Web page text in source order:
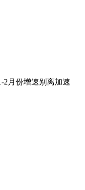
2月份增速别离加速